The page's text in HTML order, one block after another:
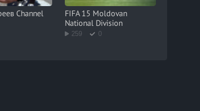
Channel
FIFA 15 Moldovan
National Division
259 0